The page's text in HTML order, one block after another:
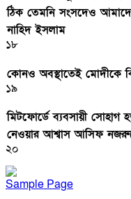
ঠিক তেমনি সংসদেও
নাহিদ ইসলাম
১৮
কোনও অবস্থাতেই মোদীকে
১৯
মিটফোর্ডে ব্যবসায়ী সোহাগ
নেওয়ার আশ্বাস আসিফ
২০
Sample Page